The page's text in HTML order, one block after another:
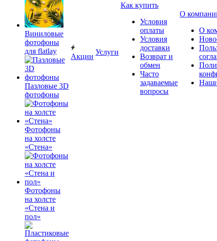
Виниловые
фотофоны
для flatlay
Пазловые 3D
фотофоны
Фотофоны
на холсте
«Стена»
Фотофоны
на холсте
«Стена и
пол»
Акции
Услуги
Как купить
Условия
оплаты
Условия
доставки
Возврат и
обмен
Часто
задаваемые
вопросы
О
О